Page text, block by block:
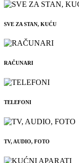
SVE ZA STAN, KUĆU
RAČUNARI
TELEFONI
TV, AUDIO, FOTO